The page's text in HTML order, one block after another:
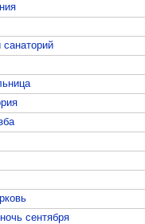
санаторий
сентября